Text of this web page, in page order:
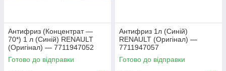
Антифриз (Концентрат —
70*) 1 л (Синій) RENAULT
(Оригінал) — 7711947052
Готово до відправки
Антифриз 1л (Синій)
RENAULT (Оригінал) —
7711947057
Готово до відправки